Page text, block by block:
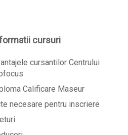
cursuri
cursantilor Centrului
Calificare Maseur
necesare pentru inscriere